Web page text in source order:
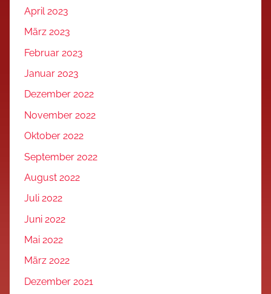
April 2023
März 2023
Februar 2023
Januar 2023
Dezember 2022
November 2022
Oktober 2022
September 2022
August 2022
Juli 2022
Juni 2022
Mai 2022
März 2022
Dezember 2021